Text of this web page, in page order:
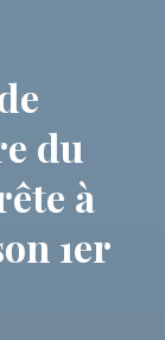
du
à
1er